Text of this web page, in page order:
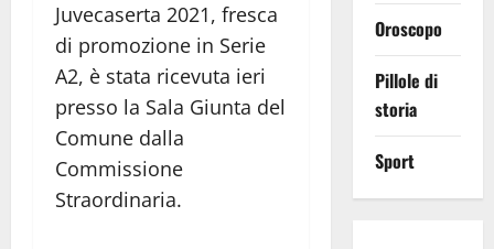
Juvecaserta 2021, fresca
di promozione in Serie
A2, è stata ricevuta ieri
presso la Sala Giunta del
Comune dalla
Commissione
Straordinaria.
Oroscopo
Pillole di
storia
Sport